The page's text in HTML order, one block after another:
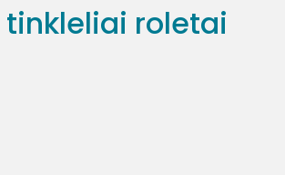
tinkleliai roletai